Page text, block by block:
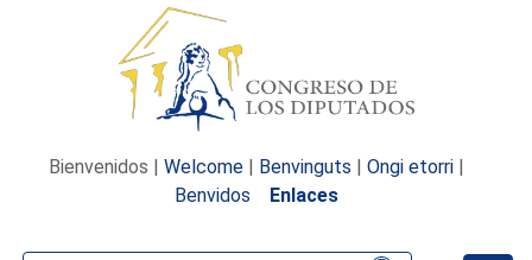
Bienvenidos | Welcome | Benvinguts | Ongi etorri |
Benvidos
Enlaces